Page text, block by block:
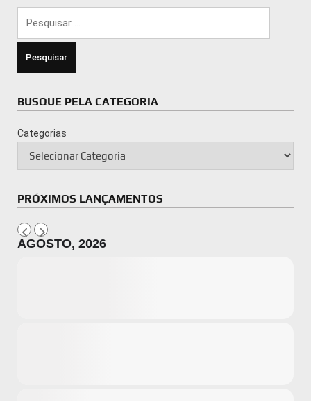
BUSQUE PELA CATEGORIA
Categorias
PRÓXIMOS LANÇAMENTOS
AGOSTO, 2026